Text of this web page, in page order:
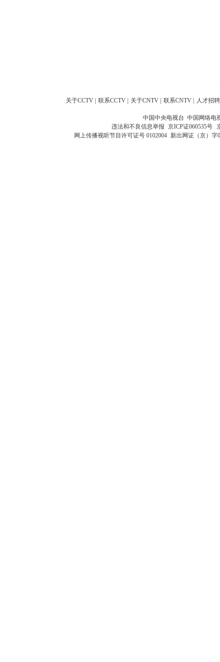
关于CCTV 联系CCTV 关于CNTV 联系CNTV 人才招聘
中国中央电视台 中国网络电
违法和不良信息举报 京ICP证060535号
网上传播视听节目许可证号 0102004 新出网证（京）